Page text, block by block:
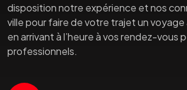
disposition notre expérience et nos
ville pour faire de votre trajet un
en arrivant à l’heure à vos rendez-vous
professionnels.